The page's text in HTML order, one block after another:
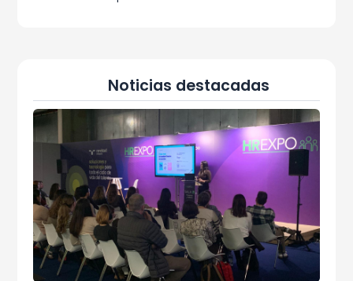
Noticias destacadas